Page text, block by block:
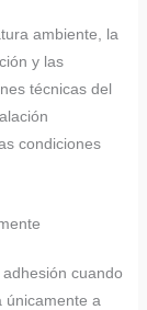
ambiente, la
y las
técnicas del
condiciones
cuando
únicamente a